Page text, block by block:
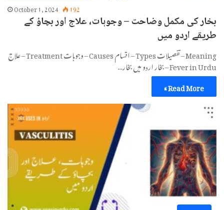
October 1, 2024 192
بخار کی مکمل وضاحت – وجوہات، علاج اور بچاؤ کے
طریقے اردو میں
Meaning – تفصیلات Types – اقسام Causes – وجوہات Treatment – علاج
Fever in Urdu – بخار اردو میں بخار…
Read More »